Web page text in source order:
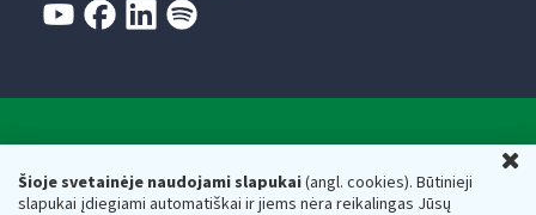
Šioje svetainėje naudojami slapukai(angl. cookies). Būtinieji
slapukai įdiegiami automatiškai ir jiems nėra reikalingas Jūsų
Respublikos finansų ministerijos